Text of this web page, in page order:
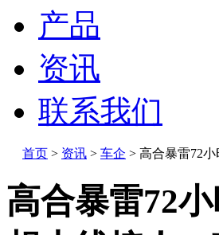
产品
资讯
联系我们
首页 > 资讯 > 车企 > 高合暴雷72
高合暴雷72